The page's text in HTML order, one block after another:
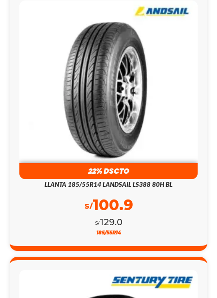
22% DSCTO
LLANTA 185/55R14 LANDSAIL LS388 80H BL
S/129.0
S/100.9
185/55R14